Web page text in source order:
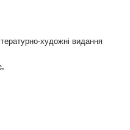
художні видання